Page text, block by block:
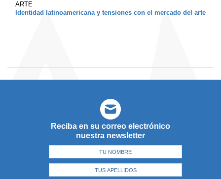
ARTE
Identidad latinoamericana y tensiones con el mercado del arte
Reciba en su correo electrónico
nuestra newsletter